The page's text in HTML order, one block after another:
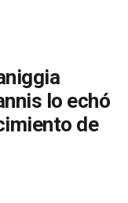
lo echó
de